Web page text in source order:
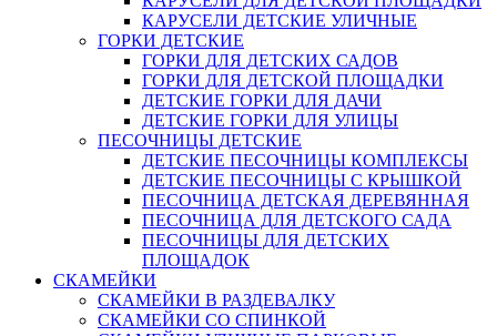
КАРУСЕЛИ ДЕТСКИЕ УЛИЧНЫЕ
ГОРКИ ДЕТСКИЕ
ГОРКИ ДЛЯ ДЕТСКИХ САДОВ
ГОРКИ ДЛЯ ДЕТСКОЙ ПЛОЩАДКИ
ДЕТСКИЕ ГОРКИ ДЛЯ ДАЧИ
ДЕТСКИЕ ГОРКИ ДЛЯ УЛИЦЫ
ПЕСОЧНИЦЫ ДЕТСКИЕ
ДЕТСКИЕ ПЕСОЧНИЦЫ КОМПЛЕКСЫ
ДЕТСКИЕ ПЕСОЧНИЦЫ С КРЫШКОЙ
ПЕСОЧНИЦА ДЕТСКАЯ ДЕРЕВЯННАЯ
ПЕСОЧНИЦА ДЛЯ ДЕТСКОГО САДА
ПЕСОЧНИЦЫ ДЛЯ ДЕТСКИХ
ПЛОЩАДОК
СКАМЕЙКИ
СКАМЕЙКИ В РАЗДЕВАЛКУ
СКАМЕЙКИ СО СПИНКОЙ